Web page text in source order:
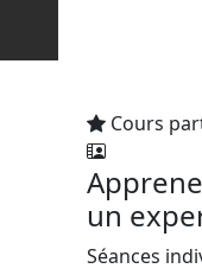
Cours
un
Séances